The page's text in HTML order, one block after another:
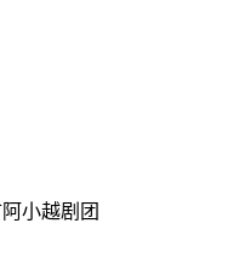
小越剧团